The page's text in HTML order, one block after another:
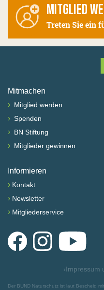
MITGLIED
Treten Sie ein
Mitmachen
› Mitglied werden
› Spenden
› BN Stiftung
› Mitglieder gewinnen
Informieren
› Kontakt
› Newsletter
› Mitgliederservice
FacebookInstagramYouTube
›Impressum
Der BUND Naturschutz ist laut Bescheid